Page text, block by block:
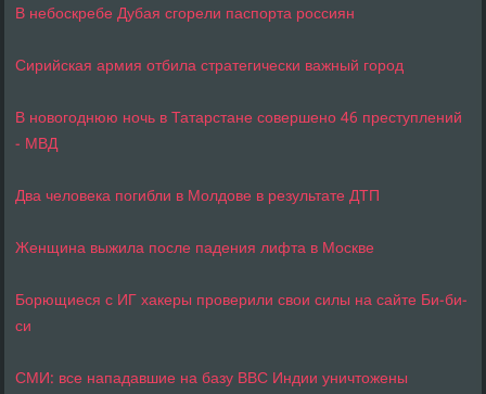
В небоскребе Дубая сгорели паспорта россиян
Сирийская армия отбила стратегически важный город
В новогоднюю ночь в Татарстане совершено 46 преступлений
- МВД
Два человека погибли в Молдове в результате ДТП
Женщина выжила после падения лифта в Москве
Борющиеся с ИГ хакеры проверили свои силы на сайте Би-би-
си
СМИ: все нападавшие на базу ВВС Индии уничтожены